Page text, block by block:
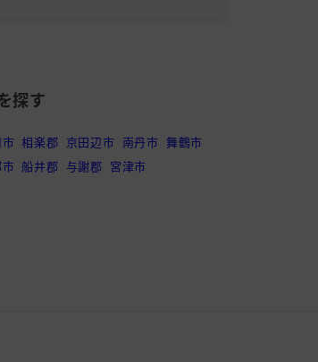
探す
相楽郡 京田辺市 南丹市 舞鶴市
船井郡 与謝郡 宮津市